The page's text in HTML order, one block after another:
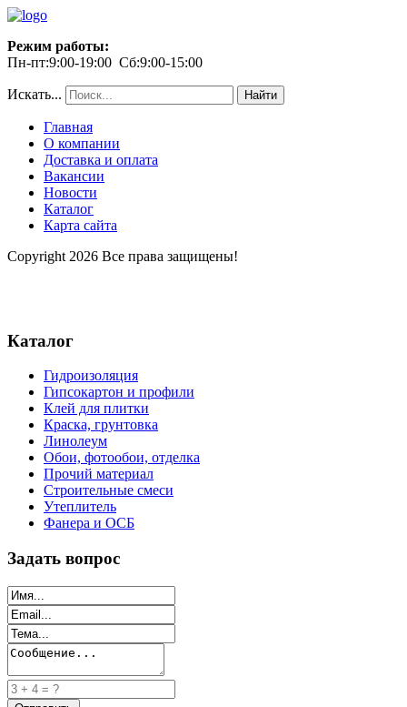
Режим работы:
Пн-пт:9:00-19:00 Сб:9:00-15:00
Искать... Найти
Главная
О компании
Доставка и оплата
Вакансии
Новости
Каталог
Карта сайта
Copyright 2026 Все права защищены!
Каталог
Гидроизоляция
Гипсокартон и профили
Клей для плитки
Краска, грунтовка
Линолеум
Обои, фотообои, отделка
Прочий материал
Строительные смеси
Утеплитель
Фанера и ОСБ
Задать вопрос